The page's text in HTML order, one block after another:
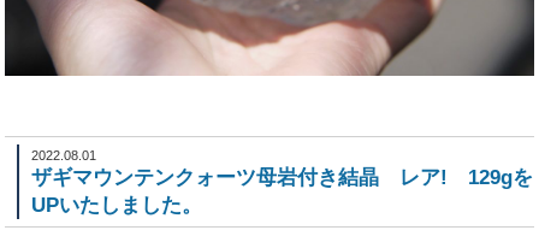
2022.08.01
ザギマウンテンクォーツ母岩付き結晶 レア! 129gを
UPいたしました。